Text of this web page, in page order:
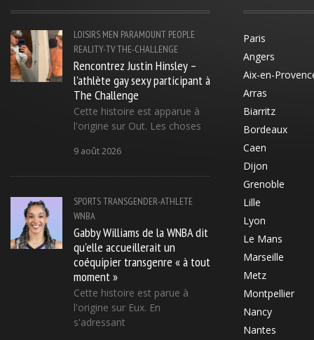
LOISIRS MEN PARAMOUNT PEOPLE
REALITY-TVTHE-CHALLENGE
Rencontrez Justin Hinsley –
l'athlète gay sexy participant à
The Challenge
Cette histoire est apparue à
l'origine sur Out. Les choses
9 août 2026
SPORTSTRANSGENDER-ATHLETE
WNBA
Gabby Williams de la WNBA dit
qu'elle accueillerait un
coéquipier transgenre « à tout
moment »
Cette histoire est parue à
l'origine sur Eux. En
s'adressant
Paris
Angers
Aix-en-
Arras
Biarritz
Bordeaux
Caen
Dijon
Grenoble
Lille
Lyon
Le Mans
Marseille
Metz
Montpellier
Nancy
Nantes